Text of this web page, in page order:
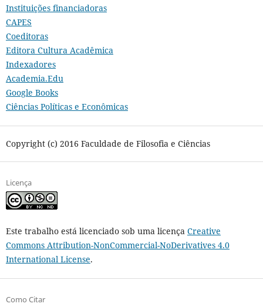
Instituições financiadoras
CAPES
Coeditoras
Editora Cultura Acadêmica
Indexadores
Academia.Edu
Google Books
Ciências Políticas e Econômicas
Copyright (c) 2016 Faculdade de Filosofia e Ciências
Licença
Este trabalho está licenciado sob uma licença Creative
Commons Attribution-NonCommercial-NoDerivatives 4.0
International License.
Como Citar